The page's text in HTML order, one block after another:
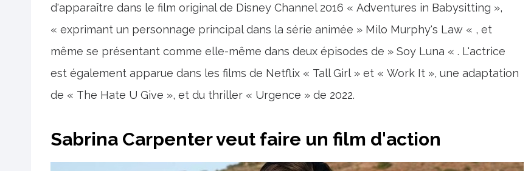
d'apparaître dans le film original de Disney Channel 2016 « Adventures in Babysitting »,
« exprimant un personnage principal dans la série animée » Milo Murphy's Law « , et
même se présentant comme elle-même dans deux épisodes de » Soy Luna « . L'actrice
est également apparue dans les films de Netflix « Tall Girl » et « Work It », une adaptation
de « The Hate U Give », et du thriller « Urgence » de 2022.
Sabrina Carpenter veut faire un film d'action